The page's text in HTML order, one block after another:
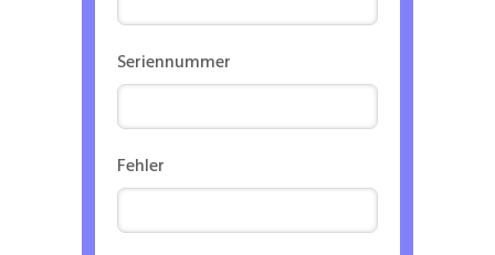
Seriennummer
Fehler